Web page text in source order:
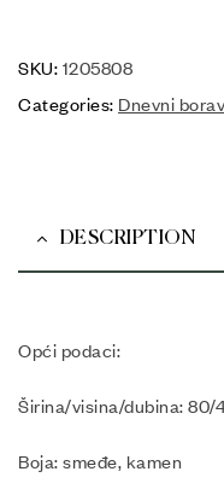
SKU: 1205808
Categories: Dnevni
DESCRIPTION
Opći podaci:
Širina/visina/dubina:
Boja: smeđe, kamen